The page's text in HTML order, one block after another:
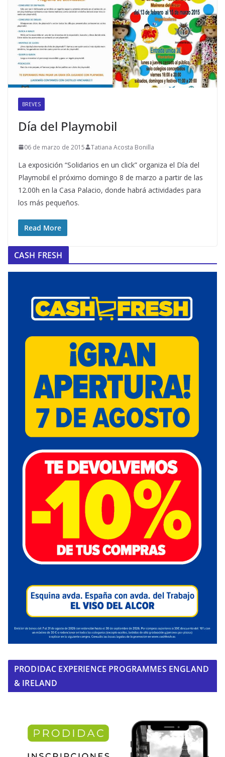
BREVES
Día del Playmobil
06 de marzo de 2015 Tatiana Acosta Bonilla
La exposición “Solidarios en un click” organiza el Día del
Playmobil el próximo domingo 8 de marzo a partir de las
12.00h en la Casa Palacio, donde habrá actividades para
los más pequeños.
Read More
CASH FRESH
PRODIDAC EXPERIENCE PROGRAMMES ENGLAND
& IRELAND